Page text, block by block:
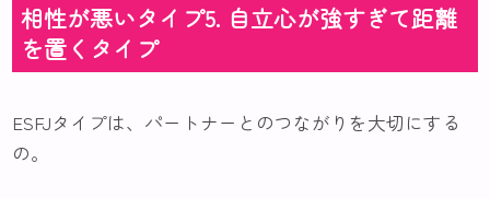
相性が悪いタイプ5. 自立心が強すぎて距離
を置くタイプ
ESFJタイプは、パートナーとのつながりを大切にする
の。